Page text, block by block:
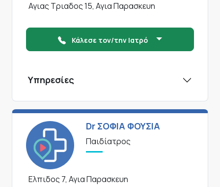
Αγιας Τριαδος 15, Αγια Παρασκευη
Κάλεσε τον/την Ιατρό
Υπηρεσίες
Dr ΣΟΦΙΑ ΦΟΥΣΙΑ
Παιδίατρος
Ελπιδος 7, Αγια Παρασκευη